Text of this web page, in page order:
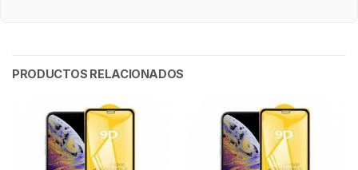
PRODUCTOS RELACIONADOS